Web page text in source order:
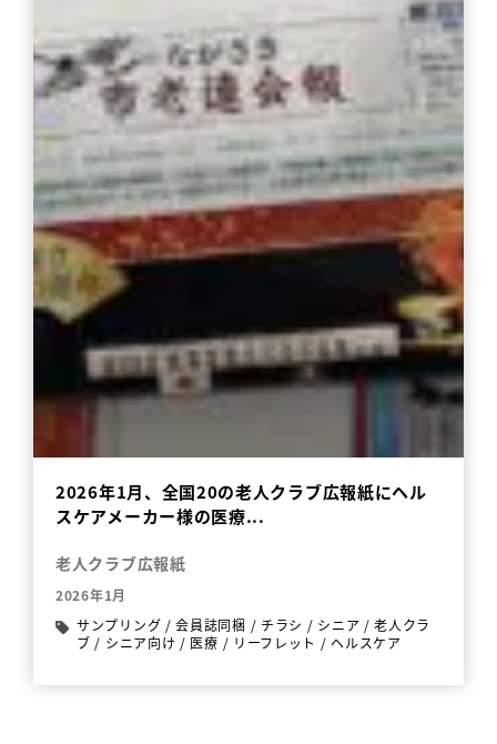
2026年1月、全国20の老人クラブ広報紙にヘル
スケアメーカー様の医療...
老人クラブ広報紙
2026年1月
サンプリング /会員誌同梱 / チラシ / シニア /老人クラ
ブ / シニア向け / 医療 / リーフレット / ヘルスケア